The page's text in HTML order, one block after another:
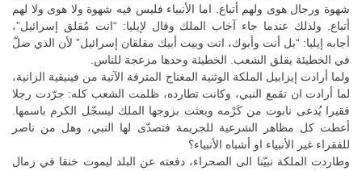
شهوة ورجال هوى ولهم أتباع. اما الأنبياء فليس فيه شهوة ولا هوى ولا لهم
أتباع. ولذلك عندما جاء آخاب الملك وقال لإيليا: “انت مُقلق إسرائيل”،
أجابه إيليا: “بل أنت وأبوك، انت وبيت أبيك مقلقان إسرائيل” لأن الذي ضلّ
في الخطيئة يقلق الشعب. الخطيئة وحدها مزعجة للناس.
ولما أرادت إيزابيل الملكة الوثنية المغناج المترفة الآتية من فينيقية الزانية،
لما أرادت ان تقمع النبي، وكانت تطارده، ظلمت الشعب كله: جرّدت رجلا
فقيرا يُدعى نابوت من كَرْمه وبعثت بزوجها الملك ليسجّل الكرم باسمها.
أعطت كل مظاهر الشرعية للجريمة فتصدّى لها النبي، وهل من ناصر
للفقراء غير الأنبياء او أشباه الأنبياء؟
وطاردت الملكة نبيّنا الى الصحراء، دفعته عن البلد ليموت خنقا في رمال